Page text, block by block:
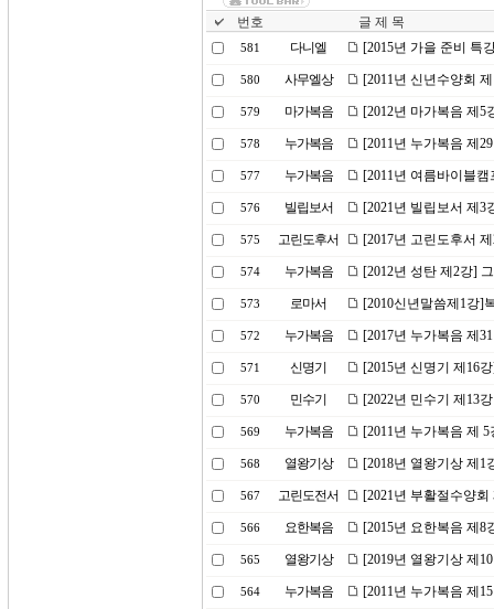
번호 글 제 목
581 다니엘 [2015년 가을 준비 특
580 사무엘상 [2011년 신년수양회
579 마가복음 [2012년 마가복음 제5
578 누가복음 [2011년 누가복음 제
577 누가복음 [2011년 여름바이블
576 빌립보서 [2021년 빌립보서 제3
575 고린도후서 [2017년 고린도후서
574 누가복음 [2012년 성탄 제2강]
573 로마서 [2010신년말씀제1강]
572 누가복음 [2017년 누가복음 제
571 신명기 [2015년 신명기 제16
570 민수기 [2022년 민수기 제13
569 누가복음 [2011년 누가복음 제
568 열왕기상 [2018년 열왕기상 제1
567 고린도전서 [2021년 부활절수양
566 요한복음 [2015년 요한복음 제
565 열왕기상 [2019년 열왕기상 제
564 누가복음 [2011년 누가복음 제